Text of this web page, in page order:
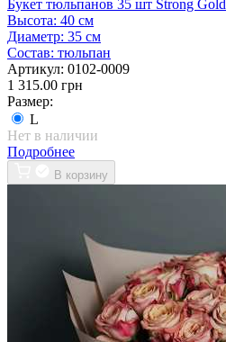
Букет тюльпанов 35 шт Strong Gold
Высота: 40 см
Диаметр: 35 см
Состав: тюльпан
Артикул: 0102-0009
1 315.00 грн
Размер:
L
Нет в наличии
Подробнее
В корзину